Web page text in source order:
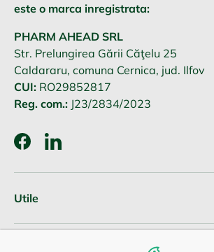
este o marca inregistrata:
PHARM AHEAD SRL
Str. Prelungirea Gării Căţelu 25
Caldararu, comuna Cernica, jud. Ilfov
CUI: RO29852817
Reg. com.: J23/2834/2023
FacebookLinkedIn
Utile